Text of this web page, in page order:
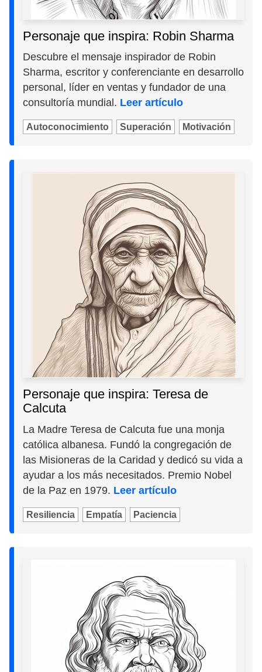
Personaje que inspira: Robin Sharma
Descubre el mensaje inspirador de Robin
Sharma, escritor y conferenciante en desarrollo
personal, líder en ventas y fundador de una
consultoría mundial. Leer artículo
Autoconocimiento Superación Motivación
Personaje que inspira: Teresa de
Calcuta
La Madre Teresa de Calcuta fue una monja
católica albanesa. Fundó la congregación de
las Misioneras de la Caridad y dedicó su vida a
ayudar a los más necesitados. Premio Nobel
de la Paz en 1979. Leer artículo
Resiliencia Empatía Paciencia